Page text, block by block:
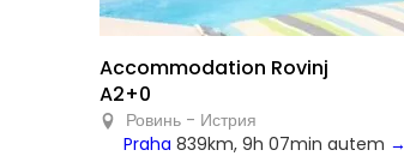
Accommodation Rovinj
A2+0
Ровинь - Истрия
Praha 839km, 9h 07min autem →